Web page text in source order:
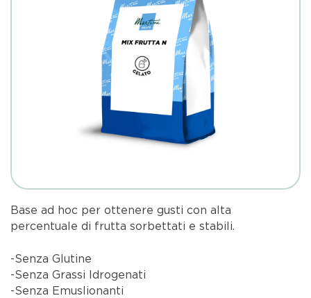
Base ad hoc per ottenere gusti con alta
percentuale di frutta sorbettati e stabili.
-Senza Glutine
-Senza Grassi Idrogenati
-Senza Emuslionanti